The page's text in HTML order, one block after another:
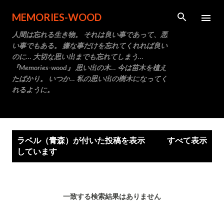
スキップしてメイン コンテンツに移動
MEMORIES-WOOD
人間は忘れる生き物。 それは良い事であって、悪
い事でもある。 嫌な事だけを忘れてくれれば良い
のに… 大切な思い出までも忘れてしまう…
『Memories-wood』 思い出の木… 今は苗木を植え
たばかり。 いつか… 私の思い出の樹木になってく
れるように。
ラベル（青森）が付いた投稿を表示
しています
すべて表示
一致する検索結果はありません